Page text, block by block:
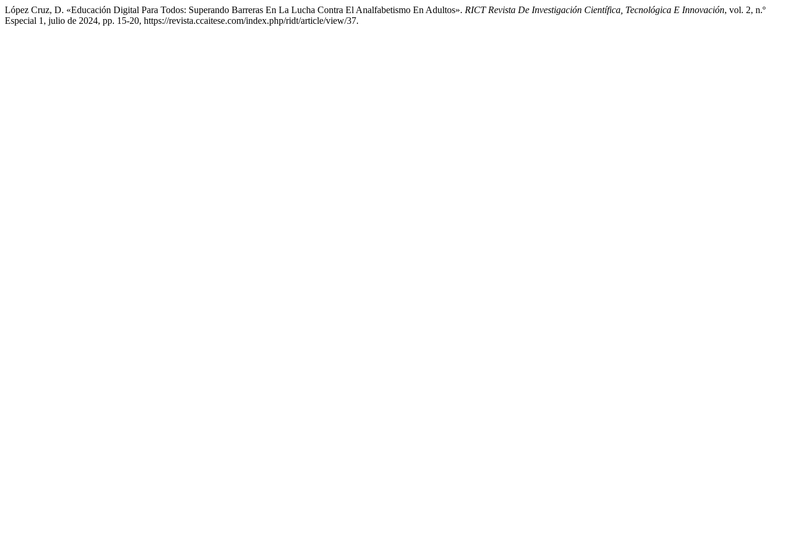
López Cruz, D. «Educación Digital Para Todos: Superando Barreras En La Lucha Contra El Analfabetismo En Adultos». RICT Revista De Investigación Científica, Tecnológica E Innovación, vol. 2, n.º
Especial 1, julio de 2024, pp. 15-20, https://revista.ccaitese.com/index.php/ridt/article/view/37.